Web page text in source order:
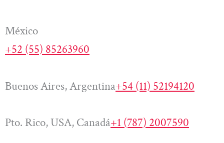
México
+52 (55) 85263960
Buenos Aires, Argentina+54 (11) 52194120
Pto. Rico, USA, Canadá+1 (787) 2007590